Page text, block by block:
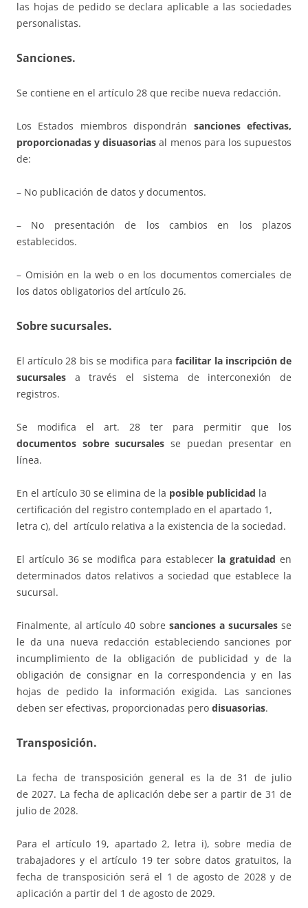
las hojas de pedido se declara aplicable a las sociedades
personalistas.
Sanciones.
Se contiene en el artículo 28 que recibe nueva redacción.
Los Estados miembros dispondrán sanciones efectivas,
proporcionadas y disuasorias al menos para los supuestos
de:
– No publicación de datos y documentos.
– No presentación de los cambios en los plazos
establecidos.
– Omisión en la web o en los documentos comerciales de
los datos obligatorios del artículo 26.
Sobre sucursales.
El artículo 28 bis se modifica parafacilitar la inscripción de
sucursales a través el sistema de interconexión de
registros.
Se modifica el art. 28 ter para permitir que los
documentos sobre sucursales se puedan presentar en
línea.
En el artículo 30 se elimina de la posible publicidad la
certificación del registro contemplado en el apartado 1,
letra c), del artículo relativa a la existencia de la sociedad.
El artículo 36 se modifica para establecer la gratuidad en
determinados datos relativos a sociedad que establece la
sucursal.
Finalmente, al artículo 40 sobre sanciones a sucursalesse
le da una nueva redacción estableciendo sanciones por
incumplimiento de la obligación de publicidad y de la
obligación de consignar en la correspondencia y en las
hojas de pedido la información exigida. Las sanciones
deben ser efectivas, proporcionadas pero disuasorias.
Transposición.
La fecha de transposición general es la de 31 de julio
de 2027. La fecha de aplicación debe ser a partir de 31 de
julio de 2028.
Para el artículo 19, apartado 2, letra i), sobre media de
trabajadores y el artículo 19 ter sobre datos gratuitos, la
fecha de transposición será el 1 de agosto de 2028 y de
aplicación a partir del 1 de agosto de 2029.